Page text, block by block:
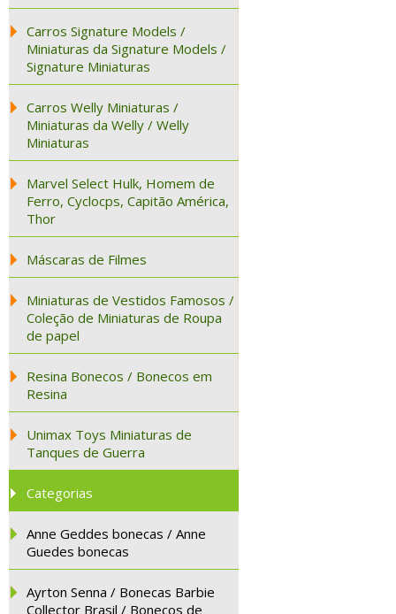
Carros Signature Models /
Miniaturas da Signature Models /
Signature Miniaturas
Carros Welly Miniaturas /
Miniaturas da Welly / Welly
Miniaturas
Marvel Select Hulk, Homem de
Ferro, Cyclocps, Capitão América,
Thor
Máscaras de Filmes
Miniaturas de Vestidos Famosos /
Coleção de Miniaturas de Roupa
de papel
Resina Bonecos / Bonecos em
Resina
Unimax Toys Miniaturas de
Tanques de Guerra
Categorias
Anne Geddes bonecas / Anne
Guedes bonecas
Ayrton Senna / Bonecas Barbie
Collector Brasil / Bonecos de